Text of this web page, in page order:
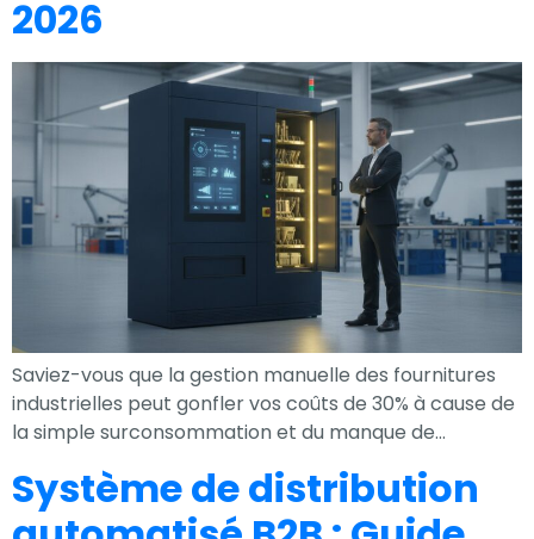
2026
Saviez-vous que la gestion manuelle des fournitures
industrielles peut gonfler vos coûts de 30% à cause de
la simple surconsommation et du manque de…
Système de distribution
Nécessaire
Ces cookies ne
facultatifs. Ils
sont
nécessaires au
du site Web.
Statistiques
Afin que nous
améliorer la
fonctionnalité